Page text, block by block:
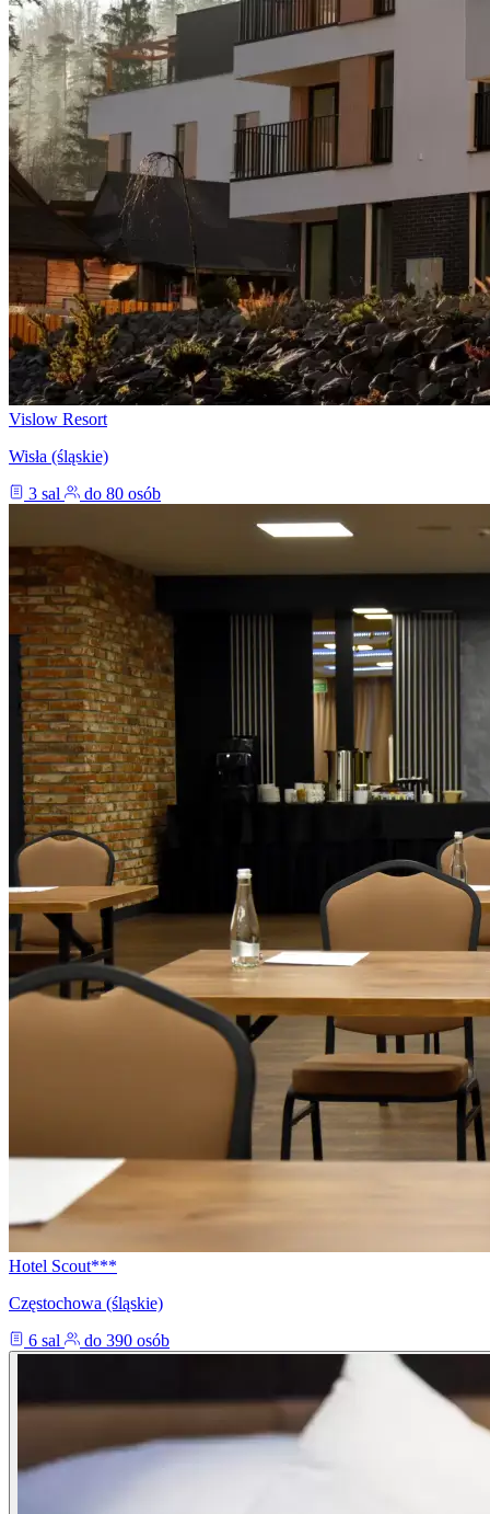
Vislow Resort
Wisła (śląskie)
3 sal
do 80 osób
Hotel Scout***
Częstochowa (śląskie)
6 sal
do 390 osób